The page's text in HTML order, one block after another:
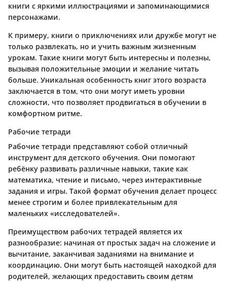
книги с яркими иллюстрациями и запоминающимися
персонажами.
К примеру, книги о приключениях или дружбе могут не
только развлекать, но и учить важным жизненным
урокам. Такие книги могут быть интересны и полезны,
вызывая положительные эмоции и желание читать
больше. Уникальная особенность книг этого возраста
заключается в том, что они могут иметь уровни
сложности, что позволяет продвигаться в обучении в
комфортном ритме.
Рабочие тетради
Рабочие тетради представляют собой отличный
инструмент для детского обучения. Они помогают
ребёнку развивать различные навыки, такие как
математика, чтение и письмо, через интерактивные
задания и игры. Такой формат обучения делает процесс
менее строгим и более привлекательным для
маленьких «исследователей».
Преимуществом рабочих тетрадей является их
разнообразие: начиная от простых задач на сложение и
вычитание, заканчивая заданиями на внимание и
координацию. Они могут быть настоящей находкой для
родителей, желающих предоставить своим детям